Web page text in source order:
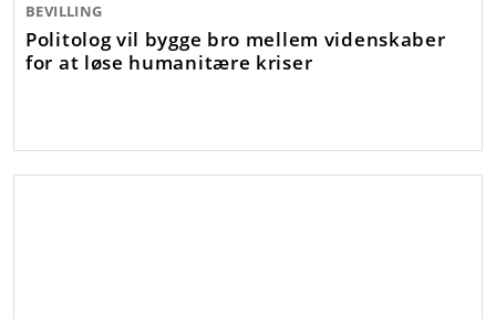
BEVILLING
Politolog vil bygge bro mellem videnskaber
for at løse humanitære kriser